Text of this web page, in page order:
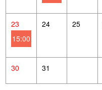
23
15:00
24 25
30 31